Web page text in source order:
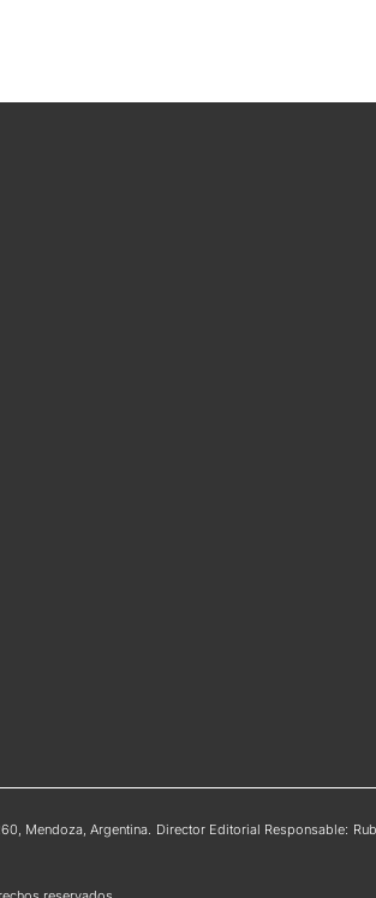
Mendoza, Argentina. Director Editorial Responsable: